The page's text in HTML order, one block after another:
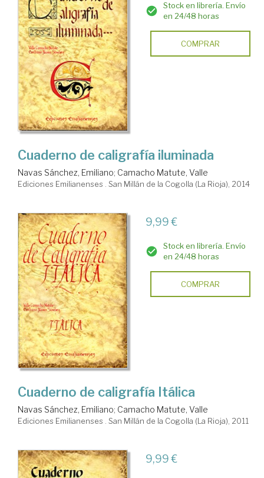
Stock en librería. Envío
en 24/48 horas
COMPRAR
Cuaderno de caligrafía iluminada
Navas Sánchez, Emiliano; Camacho Matute, Valle
Ediciones Emilianenses . San Millán de la Cogolla (La Rioja), 2014
9,99 €
Stock en librería. Envío
en 24/48 horas
COMPRAR
Cuaderno de caligrafía Itálica
Navas Sánchez, Emiliano; Camacho Matute, Valle
Ediciones Emilianenses . San Millán de la Cogolla (La Rioja), 2011
9,99 €